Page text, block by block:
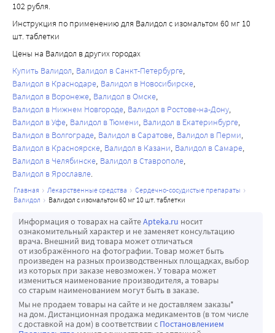
102 рубля.
Инструкция по применению для Валидол с изомальтом 60 мг 10
шт. таблетки
Цены на Валидол в других городах
Купить Валидол Валидол в Санкт-Петербурге
Валидол в Краснодаре Валидол в Новосибирске
Валидол в Воронеже Валидол в Омске
Валидол в Нижнем Новгороде Валидол в Ростове-на-Дону
Валидол в Уфе Валидол в Тюмени Валидол в Екатеринбурге
Валидол в Волгограде Валидол в Саратове Валидол в Перми
Валидол в Красноярске Валидол в Казани Валидол в Самаре
Валидол в Челябинске Валидол в Ставрополе
Валидол в Ярославле
главная лекарственные средства
сердечно-сосудистые препараты
валидол
валидол с изомальтом 60 мг 10 шт. таблетки
Информация о товарах на сайтеApteka.ru носит
ознакомительный характер и не заменяет консультацию
врача. Внешний вид товара может отличаться
от изображённого на фотографии. Товар может быть
произведен на разных производственных площадках, выбор
из которых при заказе невозможен. У товара может
измениться наименование производителя, а товары
со старым наименованием могут быть в заказе.
Мы не продаем товары на сайте и не доставляем заказы*
на дом. Дистанционная продажа медикаментов (в том числе
с доставкой на дом) в соответствии с Постановлением